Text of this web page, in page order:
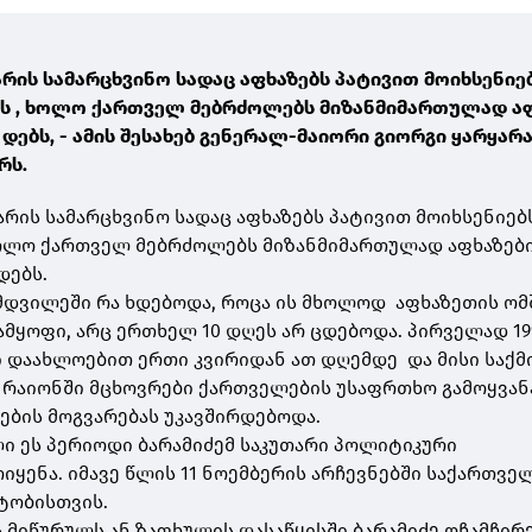
სამარცხვინო სადაც აფხაზებს პატივით
, ხოლო ქართველ მებრძოლებს მიზანმიმართულად
- ამის შესახებ გენერალ-მაიორი გიორგი
სამარცხვინო სადაც აფხაზებს პატივით
ქართველ მებრძოლებს მიზანმიმართულად
რა ხდებოდა, როცა ის მხოლოდ აფხაზეთის
არც ერთხელ 10 დღეს არ ცდებოდა. პირველად
დაახლოებით ერთი კვირიდან ათ დღემდე და მისი
მცხოვრები ქართველების უსაფრთხო
მოგვარებას უკავშირდებოდა.
ეს პერიოდი ბარამიძემ საკუთარი პოლიტიკური
იმავე წლის 11 ნოემბერის არჩევნებში